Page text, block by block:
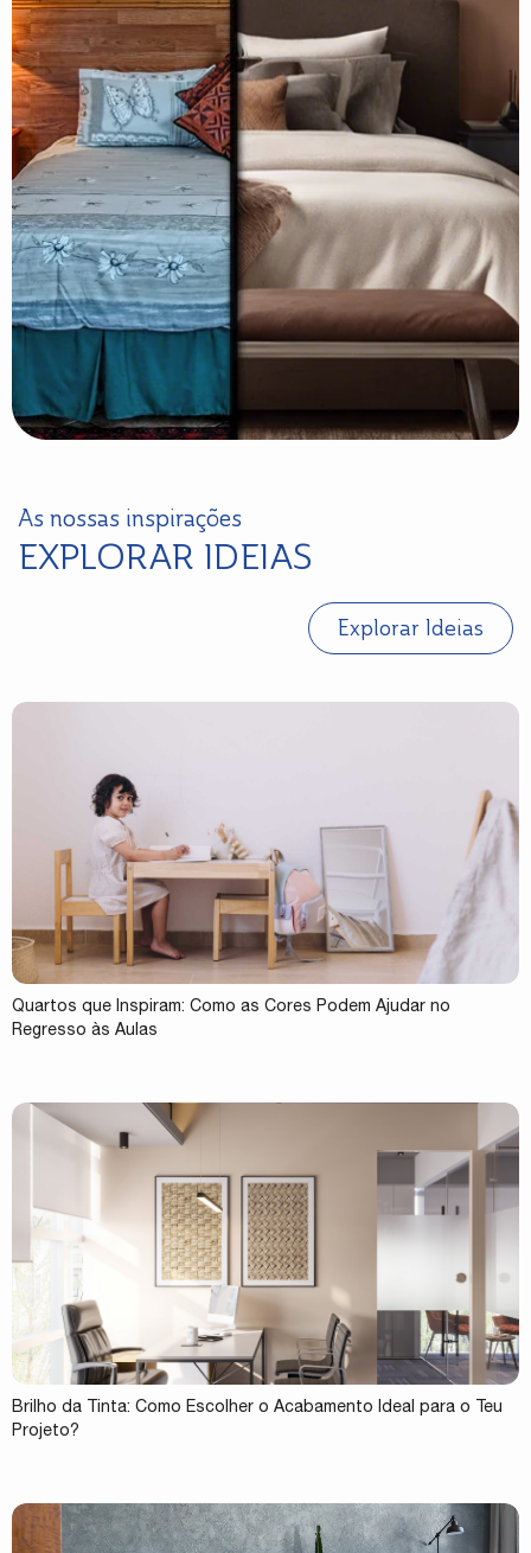
As nossas inspirações
EXPLORAR IDEIAS
Explorar Ideias
Quartos que Inspiram: Como as Cores Podem Ajudar no
Regresso às Aulas
Brilho da Tinta: Como Escolher o Acabamento Ideal para o Teu
Projeto?